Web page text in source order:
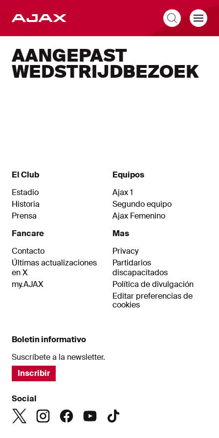
AANGEPAST
WEDSTRIJDBEZOEK
El Club
Estadio
Historia
Prensa
Fancare
Contacto
Últimas actualizaciones
en X
my.AJAX
Equipos
Ajax 1
Segundo equipo
Ajax Femenino
Mas
Privacy
Partidarios
discapacitados
Política de divulgación
Editar preferencias de
cookies
Boletin informativo
Suscríbete a la newsletter.
Inscribir
Social